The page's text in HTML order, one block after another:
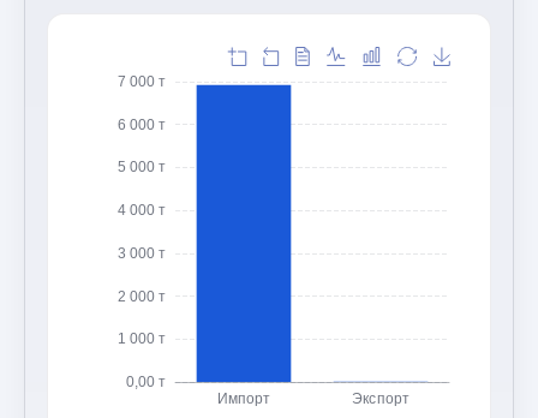
0,00 т
1 000 т
2 000 т
3 000 т
4 000 т
5 000 т
6 000 т
7 000 т
Импорт Экспорт